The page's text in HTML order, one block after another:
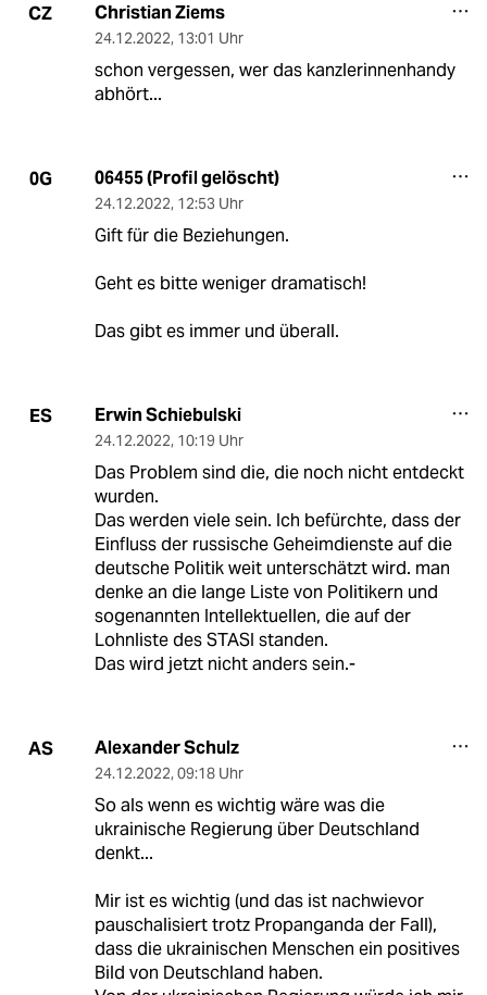
CZ Christian Ziems
24.12.2022, 13:01 Uhr
schon vergessen, wer das kanzlerinnenhandy
abhört...
0G 06455 (Profil gelöscht)
24.12.2022, 12:53 Uhr
Gift für die Beziehungen.
Geht es bitte weniger dramatisch!
Das gibt es immer und überall.
ES Erwin Schiebulski
24.12.2022, 10:19 Uhr
Das Problem sind die, die noch nicht entdeckt
wurden.
Das werden viele sein. Ich befürchte, dass der
Einfluss der russische Geheimdienste auf die
deutsche Politik weit unterschätzt wird. man
denke an die lange Liste von Politikern und
sogenannten Intellektuellen, die auf der
Lohnliste des STASI standen.
Das wird jetzt nicht anders sein.-
AS Alexander Schulz
24.12.2022, 09:18 Uhr
So als wenn es wichtig wäre was die
ukrainische Regierung über Deutschland
denkt...
Mir ist es wichtig (und das ist nachwievor
pauschalisiert trotz Propanganda der Fall),
dass die ukrainischen Menschen ein positives
Bild von Deutschland haben.